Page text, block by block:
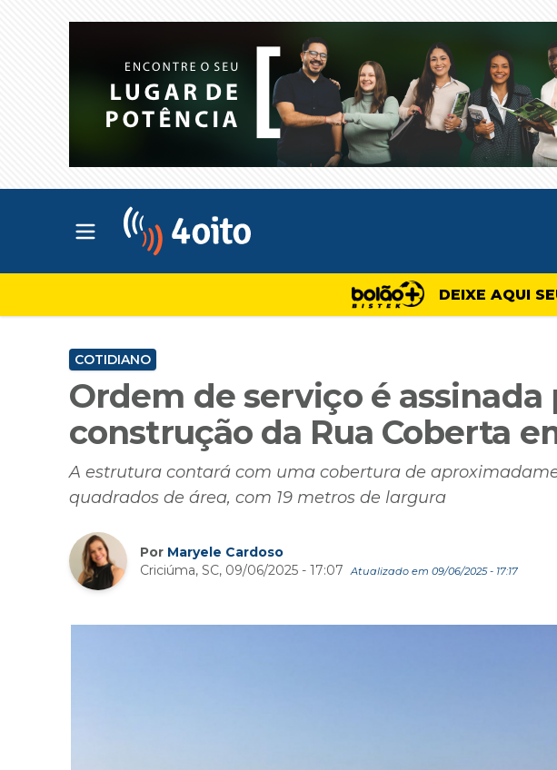
Abrir menu principal
DEIXE AQUI
COTIDIANO
Ordem de serviço é assinada
construção da Rua Coberta
A estrutura contará com uma cobertura de
quadrados de área, com 19 metros de largura
Por Maryele Cardoso
Criciúma, SC, 09/06/2025 - 17:07
Atualizado em 09/06/2025 - 17:17